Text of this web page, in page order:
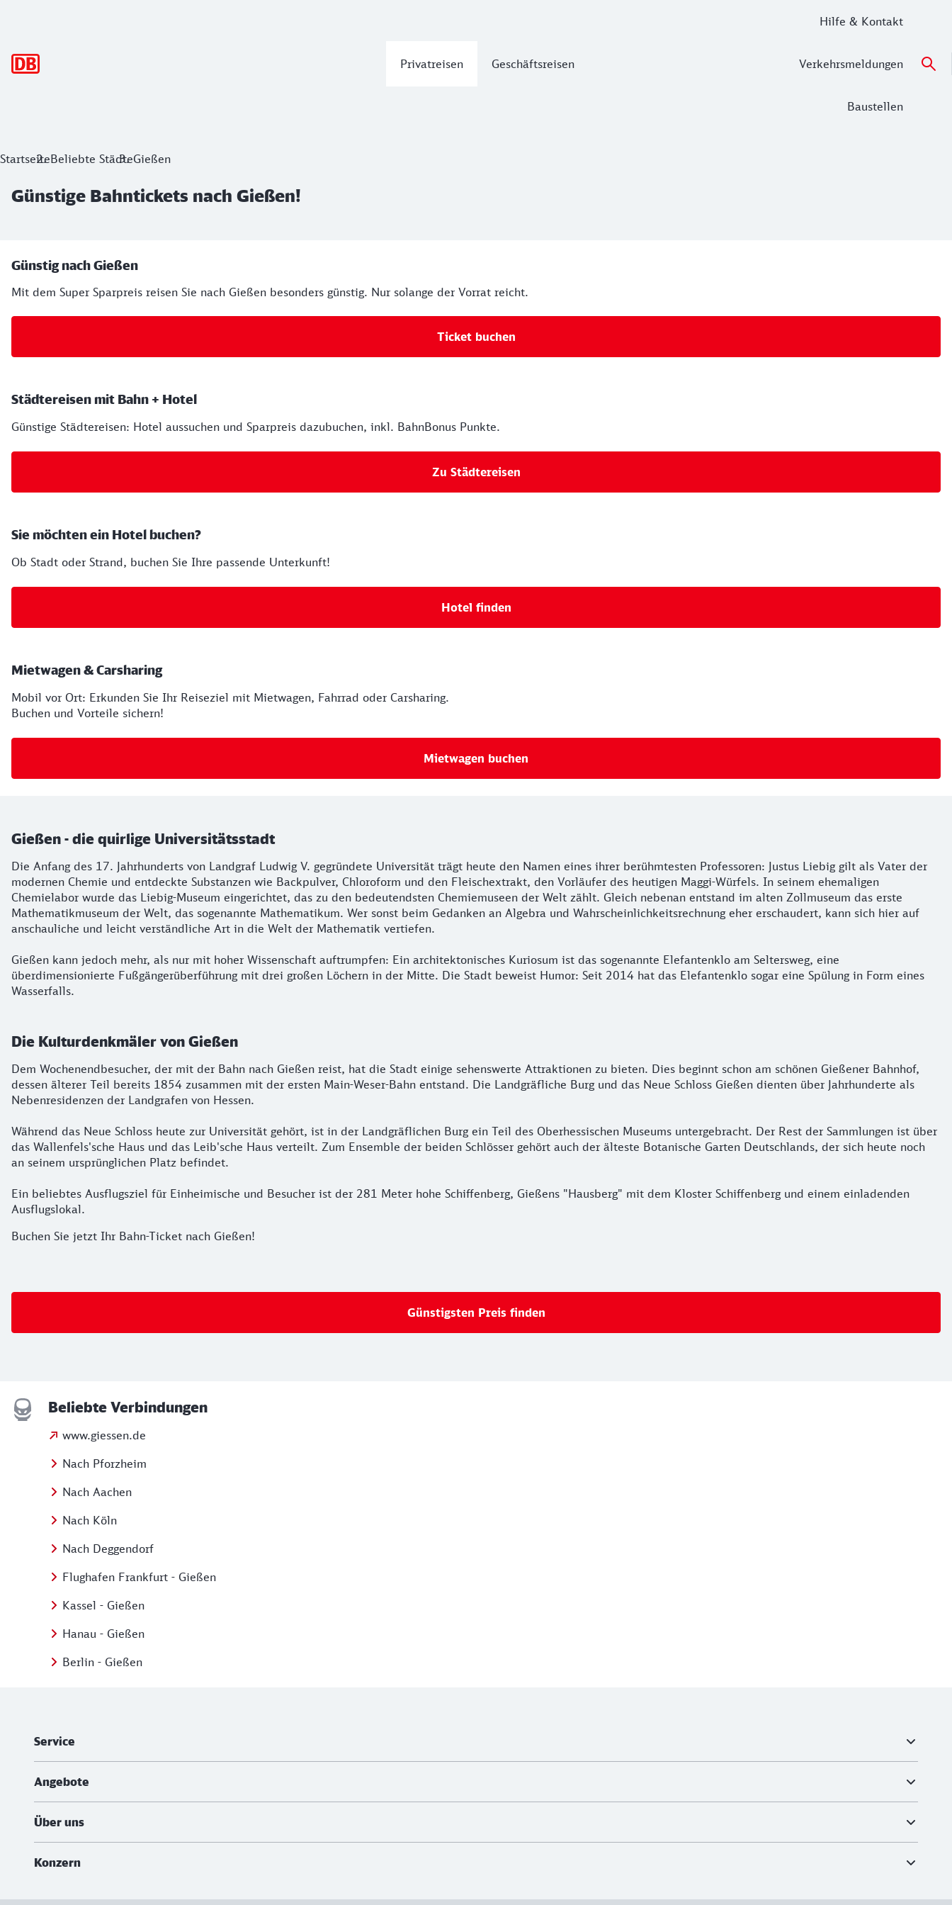
Privatreisen Geschäftsreisen
Hilfe & Kontakt
Verkehrsmeldungen
Baustellen
StartseiteBeliebte StädteGießen
Günstige Bahntickets nach Gießen!
Ihre Buchungsmöglichkeiten
Günstig nach Gießen
Mit dem Super Sparpreis reisen Sie nach Gießen besonders günstig. Nur solange der Vorrat reicht.
Ticket buchen
Städtereisen mit Bahn + Hotel
Günstige Städtereisen: Hotel aussuchen und Sparpreis dazubuchen, inkl. BahnBonus Punkte.
Zu Städtereisen
Sie möchten ein Hotel buchen?
Ob Stadt oder Strand, buchen Sie Ihre passende Unterkunft!
Hotel finden
Mietwagen & Carsharing
Mobil vor Ort: Erkunden Sie Ihr Reiseziel mit Mietwagen, Fahrrad oder Carsharing.
Buchen und Vorteile sichern!
Mietwagen buchen
Gießen - die quirlige Universitätsstadt
Die Anfang des 17. Jahrhunderts von Landgraf Ludwig V. gegründete Universität trägt heute den Namen eines ihrer berühmtesten Professoren: Justus Liebig gilt als Vater der
modernen Chemie und entdeckte Substanzen wie Backpulver, Chloroform und den Fleischextrakt, den Vorläufer des heutigen Maggi-Würfels. In seinem ehemaligen
Chemielabor wurde das Liebig-Museum eingerichtet, das zu den bedeutendsten Chemiemuseen der Welt zählt. Gleich nebenan entstand im alten Zollmuseum das erste
Mathematikmuseum der Welt, das sogenannte Mathematikum. Wer sonst beim Gedanken an Algebra und Wahrscheinlichkeitsrechnung eher erschaudert, kann sich hier auf
anschauliche und leicht verständliche Art in die Welt der Mathematik vertiefen.
Gießen kann jedoch mehr, als nur mit hoher Wissenschaft auftrumpfen: Ein architektonisches Kuriosum ist das sogenannte Elefantenklo am Seltersweg, eine
überdimensionierte Fußgängerüberführung mit drei großen Löchern in der Mitte. Die Stadt beweist Humor: Seit 2014 hat das Elefantenklo sogar eine Spülung in Form eines
Wasserfalls.
Die Kulturdenkmäler von Gießen
Dem Wochenendbesucher, der mit der Bahn nach Gießen reist, hat die Stadt einige sehenswerte Attraktionen zu bieten. Dies beginnt schon am schönen Gießener Bahnhof,
dessen älterer Teil bereits 1854 zusammen mit der ersten Main-Weser-Bahn entstand. Die Landgräfliche Burg und das Neue Schloss Gießen dienten über Jahrhunderte als
Nebenresidenzen der Landgrafen von Hessen.
Während das Neue Schloss heute zur Universität gehört, ist in der Landgräflichen Burg ein Teil des Oberhessischen Museums untergebracht. Der Rest der Sammlungen ist über
das Wallenfels'sche Haus und das Leib'sche Haus verteilt. Zum Ensemble der beiden Schlösser gehört auch der älteste Botanische Garten Deutschlands, der sich heute noch
an seinem ursprünglichen Platz befindet.
Ein beliebtes Ausflugsziel für Einheimische und Besucher ist der 281 Meter hohe Schiffenberg, Gießens "Hausberg" mit dem Kloster Schiffenberg und einem einladenden
Ausflugslokal.
Buchen Sie jetzt Ihr Bahn-Ticket nach Gießen!
Günstigsten Preis finden
Beliebte Verbindungen
www.giessen.de
Nach Pforzheim
Nach Aachen
Nach Köln
Nach Deggendorf
Flughafen Frankfurt - Gießen
Kassel - Gießen
Hanau - Gießen
Berlin - Gießen
Service
Angebote
Über uns
Konzern